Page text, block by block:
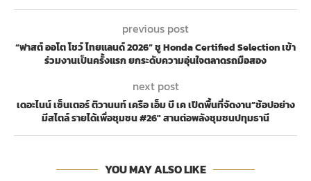
previous post
“ฟาสต์ ออโต โชว์ ไทยแลนด์ 2026” ชู Honda Certified Selection เข้า
ร่วมงานเป็นครั้งแรก ยกระดับความอุ่นใจตลาดรถมือสอง
next post
เดอะไนน์ เซ็นเตอร์ ติวานนท์ เครือ เอ็ม บี เค เปิดพื้นที่จัดงาน”ช้อปอย่าง
มีสไตล์ รายได้เพื่อชุมชน #26″ สานต่อพลังชุมชนปทุมธานี
YOU MAY ALSO LIKE